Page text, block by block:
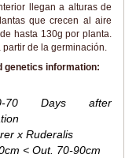
llegan a alturas de
que crecen al aire
hasta 130g por planta.
de la germinación.
genetics information:
Days after
x Ruderalis
< Out. 70-90cm